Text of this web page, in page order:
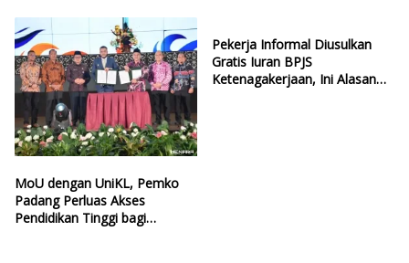
MoU dengan UniKL, Pemko
Padang Perluas Akses
Pendidikan Tinggi bagi
Pekerja Informal Diusulkan
Gratis Iuran BPJS
Ketenagakerjaan, Ini Alasan